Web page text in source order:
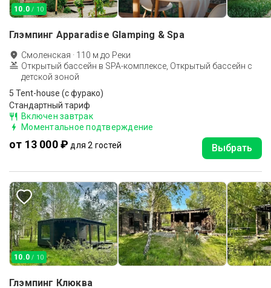
10.0 / 10
Глэмпинг Apparadise Glamping & Spa
Смоленская · 110 м до Реки
Открытый бассейн в SPA-комплексе, Открытый бассейн с
детской зоной
5 Tent-house (с фурако)
Стандартный тариф
Включен завтрак
Моментальное подтверждение
от 13 000 ₽ для 2 гостей Выбрать
10.0 / 10
Глэмпинг Клюква